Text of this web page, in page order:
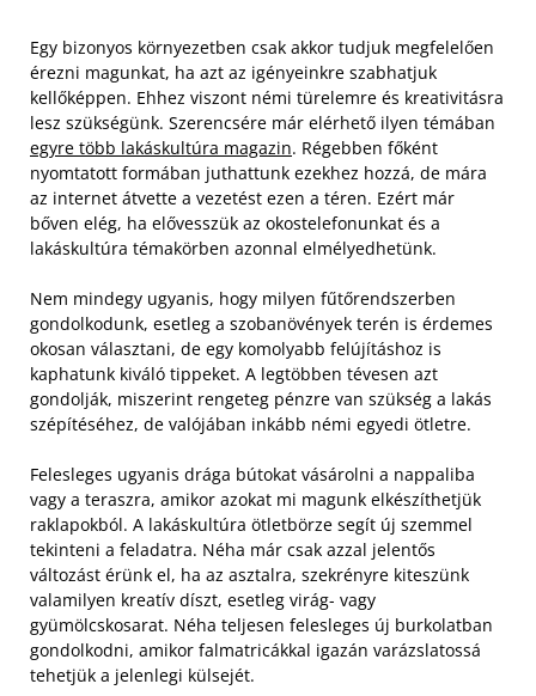
Egy bizonyos környezetben csak akkor tudjuk megfelelően
érezni magunkat, ha azt az igényeinkre szabhatjuk
kellőképpen. Ehhez viszont némi türelemre és kreativitásra
lesz szükségünk. Szerencsére már elérhető ilyen témában
egyre több lakáskultúra magazin. Régebben főként
nyomtatott formában juthattunk ezekhez hozzá, de mára
az internet átvette a vezetést ezen a téren. Ezért már
bőven elég, ha elővesszük az okostelefonunkat és a
lakáskultúra témakörben azonnal elmélyedhetünk.
Nem mindegy ugyanis, hogy milyen fűtőrendszerben
gondolkodunk, esetleg a szobanövények terén is érdemes
okosan választani, de egy komolyabb felújításhoz is
kaphatunk kiváló tippeket. A legtöbben tévesen azt
gondolják, miszerint rengeteg pénzre van szükség a lakás
szépítéséhez, de valójában inkább némi egyedi ötletre.
Felesleges ugyanis drága bútokat vásárolni a nappaliba
vagy a teraszra, amikor azokat mi magunk elkészíthetjük
raklapokból. A lakáskultúra ötletbörze segít új szemmel
tekinteni a feladatra. Néha már csak azzal jelentős
változást érünk el, ha az asztalra, szekrényre kiteszünk
valamilyen kreatív díszt, esetleg virág- vagy
gyümölcskosarat. Néha teljesen felesleges új burkolatban
gondolkodni, amikor falmatricákkal igazán varázslatossá
tehetjük a jelenlegi külsejét.